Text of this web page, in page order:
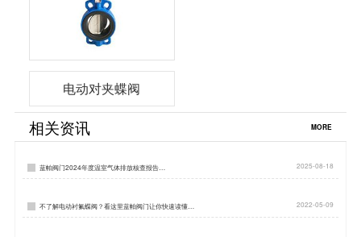
电动对夹蝶阀
相关资讯 MORE
蓝帕阀门2024年度温室气体排放核查报告… 2025-08-18
不了解电动衬氟蝶阀？看这里蓝帕阀门让你快速读懂… 2022-05-09